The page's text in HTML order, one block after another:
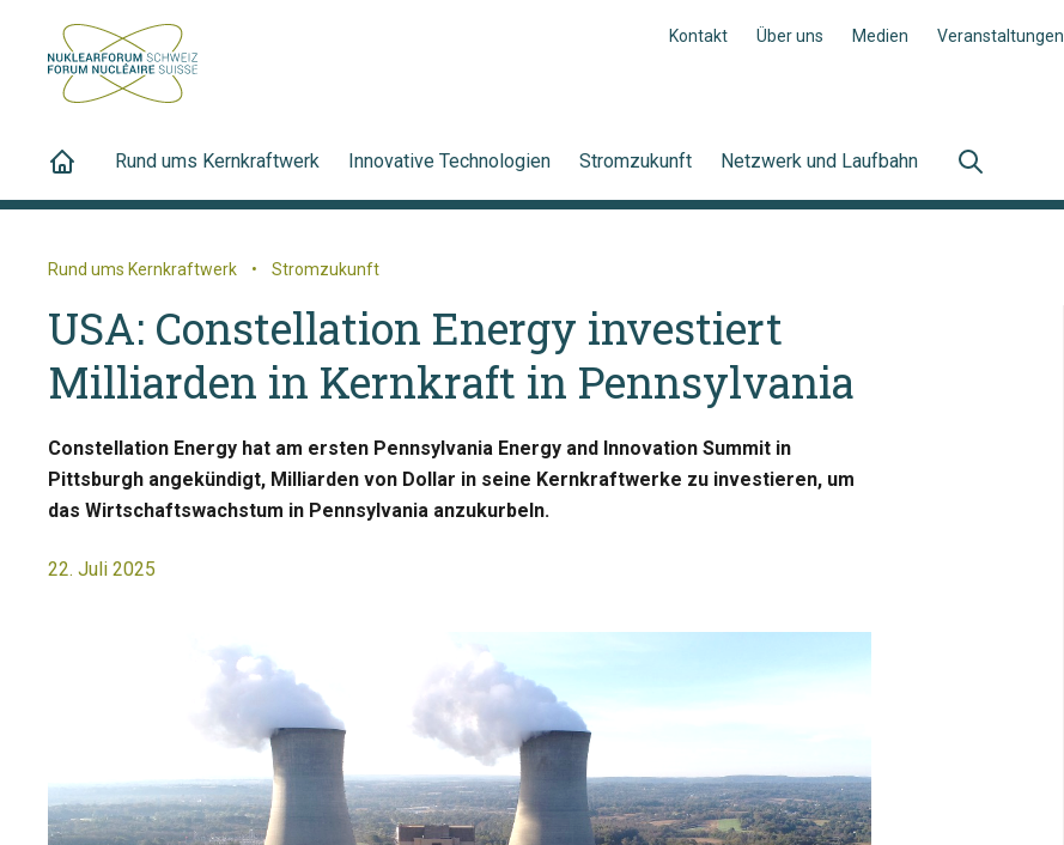
Kontakt Über uns Medien Veranstaltungen
Rund ums Kernkraftwerk Innovative Technologien Stromzukunft Netzwerk und Laufbahn
Rund ums Kernkraftwerk • Stromzukunft
USA: Constellation Energy investiert
Milliarden in Kernkraft in Pennsylvania
Constellation Energy hat am ersten Pennsylvania Energy and Innovation Summit in
Pittsburgh angekündigt, Milliarden von Dollar in seine Kernkraftwerke zu investieren, um
das Wirtschaftswachstum in Pennsylvania anzukurbeln.
22. Juli 2025